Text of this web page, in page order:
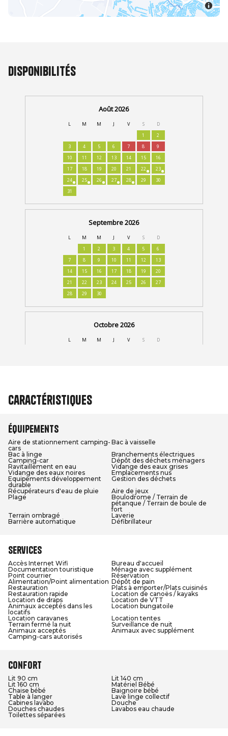
Disponibilités
Caractéristiques
Équipements
Aire de stationnement camping-
cars
Bac à vaisselle
Bac à linge
Branchements électriques
Camping-car
Dépôt des déchets ménagers
Ravitaillement en eau
Vidange des eaux grises
Vidange des eaux noires
Emplacements nus
Equipements développement
durable
Gestion des déchets
Récupérateurs d'eau de pluie
Aire de jeux
Plage
Boulodrome / Terrain de
pétanque / Terrain de boule de
fort
Terrain ombragé
Laverie
Barrière automatique
Défibrillateur
Services
Accès Internet Wifi
Bureau d'accueil
Documentation touristique
Ménage avec supplément
Point courrier
Réservation
Alimentation/Point alimentation Dépôt de pain
Restauration
Plats à emporter/Plats cuisinés
Restauration rapide
Location de canoës / kayaks
Location de draps
Location de VTT
Animaux acceptés dans les
locatifs
Location bungatoile
Location caravanes
Location tentes
Terrain fermé la nuit
Surveillance de nuit
Animaux acceptés
Animaux avec supplément
Camping-cars autorisés
Confort
Lit 90 cm
Lit 140 cm
Lit 160 cm
Matériel Bébé
Chaise bébé
Baignoire bébé
Table à langer
Lave linge collectif
Cabines lavabo
Douche
Douches chaudes
Lavabos eau chaude
Toilettes séparées